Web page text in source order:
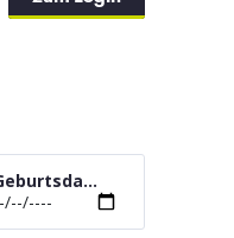
Geburtsdatum